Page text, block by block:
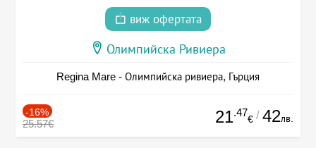
виж офертата
Олимпийска Ривиера
Regina Mare - Олимпийска ривиера, Гърция
-16%
25.57€ 21.47
€ / 42лв.